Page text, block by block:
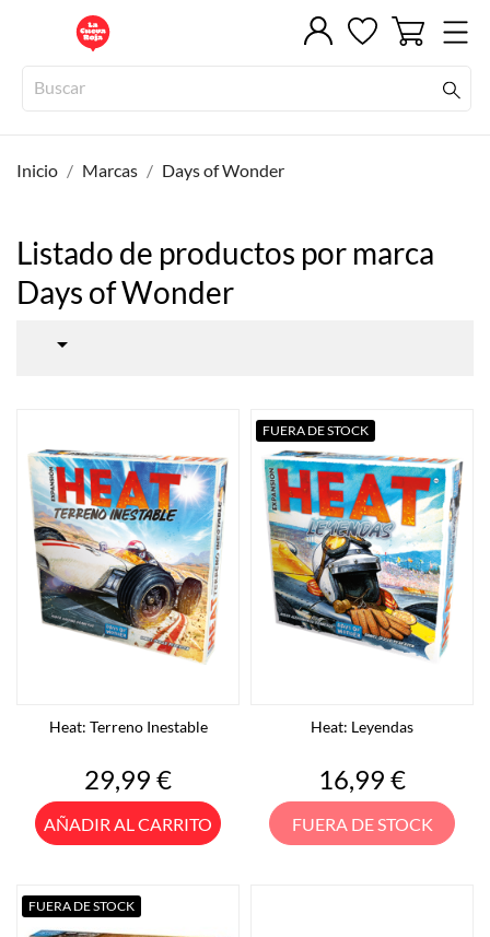
Inicio Marcas Days of Wonder
Listado de productos por marca
Days of Wonder

Heat: Terreno Inestable
Precio
29,99 €
AÑADIR AL CARRITO
Heat: Leyendas
Precio
16,99 €
FUERA DE STOCK
FUERA DE STOCK
FUERA DE STOCK